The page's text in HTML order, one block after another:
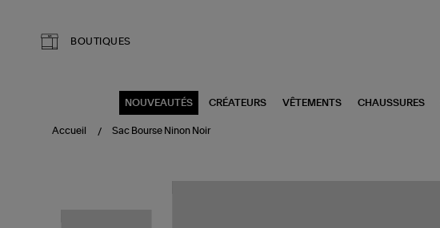
BOUTIQUES
NOUVEAUTÉS CRÉATEURS VÊTEMENTS CHAUSSURES
Accueil Sac Bourse Ninon Noir